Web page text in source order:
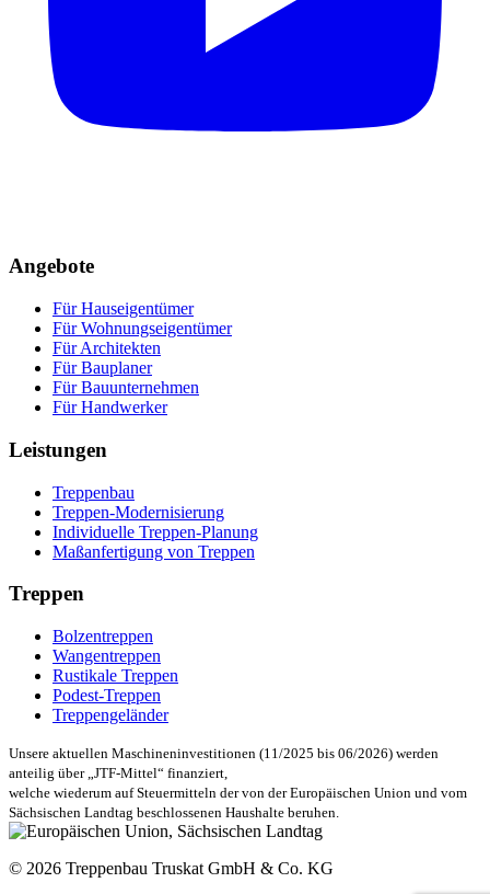
Angebote
Für Hauseigentümer
Für Wohnungseigentümer
Für Architekten
Für Bauplaner
Für Bauunternehmen
Für Handwerker
Leistungen
Treppenbau
Treppen-Modernisierung
Individuelle Treppen-Planung
Maßanfertigung von Treppen
Treppen
Bolzentreppen
Wangentreppen
Rustikale Treppen
Podest-Treppen
Treppengeländer
Unsere aktuellen Maschineninvestitionen (11/2025 bis 06/2026) werden
anteilig über „JTF-Mittel“ finanziert,
welche wiederum auf Steuermitteln der von der Europäischen Union und vom
Sächsischen Landtag beschlossenen Haushalte beruhen.
© 2026 Treppenbau Truskat GmbH & Co. KG